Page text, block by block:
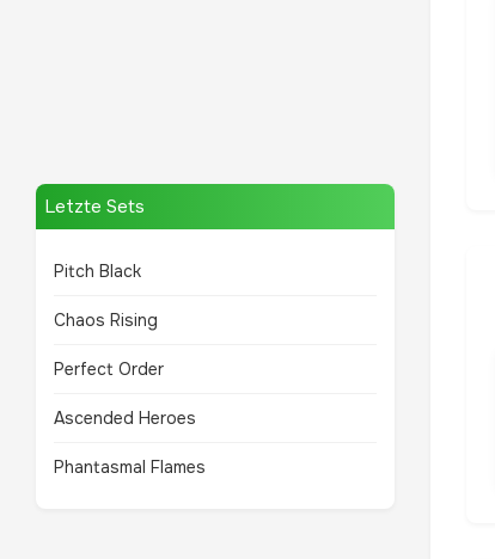
Letzte Sets
Pitch Black
Chaos Rising
Perfect Order
Ascended Heroes
Phantasmal Flames